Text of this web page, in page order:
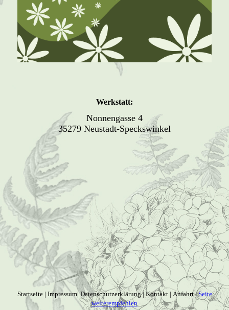
Werkstatt:
Nonnengasse 4
35279 Neustadt-Speckswinkel
Startseite | Impressum| Datenschutzerklärung | Kontakt | Anfahrt |Seite
weiterempfehlen